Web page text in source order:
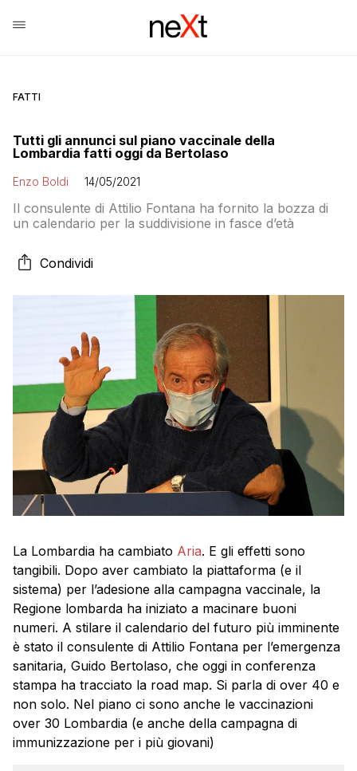
FATTI
Tutti gli annunci sul piano vaccinale della
Lombardia fatti oggi da Bertolaso
Enzo Boldi 14/05/2021
Il consulente di Attilio Fontana ha fornito la bozza di
un calendario per la suddivisione in fasce d’età
Condividi
La Lombardia ha cambiato Aria. E gli effetti sono
tangibili. Dopo aver cambiato la piattaforma (e il
sistema) per l’adesione alla campagna vaccinale, la
Regione lombarda ha iniziato a macinare buoni
numeri. A stilare il calendario del futuro più imminente
è stato il consulente di Attilio Fontana per l’emergenza
sanitaria, Guido Bertolaso, che oggi in conferenza
stampa ha tracciato la road map. Si parla di over 40 e
non solo. Nel piano ci sono anche le vaccinazioni
over 30 Lombardia (e anche della campagna di
immunizzazione per i più giovani)